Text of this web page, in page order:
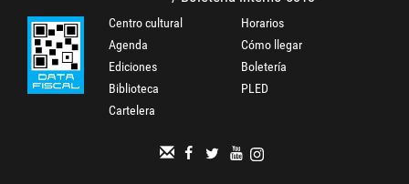
Centro cultural
Agenda
Ediciones
Biblioteca
Cartelera
Horarios
Cómo llegar
Boletería
PLED